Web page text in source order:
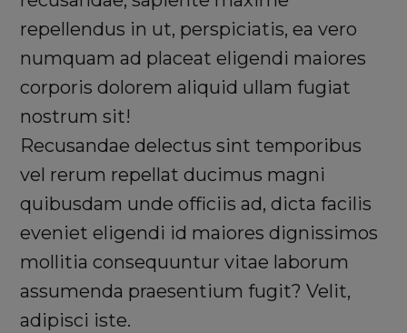
repellendus in ut, perspiciatis, ea vero
numquam ad placeat eligendi maiores
corporis dolorem aliquid ullam fugiat
nostrum sit!
Recusandae delectus sint temporibus
vel rerum repellat ducimus magni
quibusdam unde officiis ad, dicta facilis
eveniet eligendi id maiores dignissimos
mollitia consequuntur vitae laborum
assumenda praesentium fugit? Velit,
adipisci iste.